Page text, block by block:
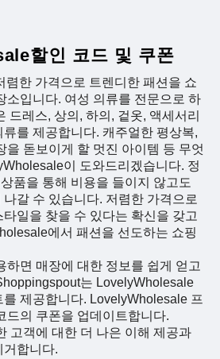
할인 코드 및 쿠폰
렴한 가격으로 트렌디한 패션을 쇼
소입니다. 여성 의류를 전문으로 하
드레스, 상의, 하의, 겉옷, 액세서리
를 제공합니다. 캐주얼한 평상복,
을 돋보이게 할 멋진 아이템 등 무엇
이 도와드리겠습니다. 정
품을 통해 비용을 들이지 않고도
갈 수 있습니다. 저렴한 가격으로
일을 찾을 수 있다는 확신을 갖고
에서 패션을 선도하는 쇼핑
하면 매장에 대한 정보를 쉽게 얻고
는 LovelyWholesale
제공합니다. LovelyWholesale 프
드의 쿠폰을 업데이트합니다.
고객에 대한 더 나은 이해 제공과
거합니다.